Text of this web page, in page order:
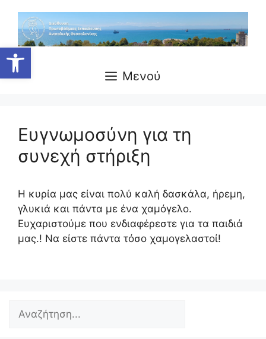
Ανοίξτε τη γραμμή εργαλείων
περιεχόμενο
Μενού
Ευγνωμοσύνη για τη
συνεχή στήριξη
Η κυρία μας είναι πολύ καλή δασκάλα, ήρεμη,
γλυκιά και πάντα με ένα χαμόγελο.
Ευχαριστούμε που ενδιαφέρεστε για τα παιδιά
μας.! Να είστε πάντα τόσο χαμογελαστοί!